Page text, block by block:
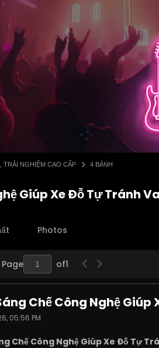
TRẢI NGHIỆM CAO CẤP 4 BÁNH
Giúp Xe Đỗ Tự Tránh
Photos
Page of1
Chế Công Nghệ Giúp
05:56 PM
Chế Công Nghệ Giúp Xe Đỗ Tự